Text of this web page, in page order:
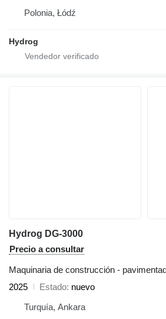
Polonia, Łódź
Hydrog
Hydrog DG-3000
Precio a consultar
Maquinaria de construcción -
2025
Estado nuevo
Turquía, Ankara